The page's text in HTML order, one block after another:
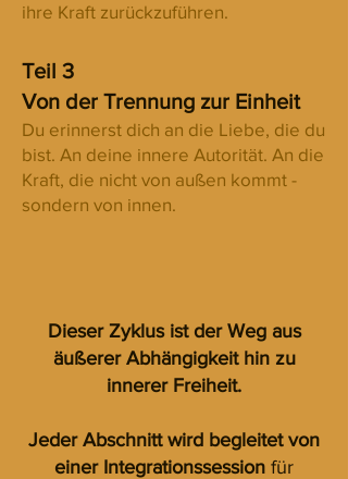
ihre Kraft zurückzuführen.
Teil 3
Von der Trennung zur Einheit
Du erinnerst dich an die Liebe, die du
bist. An deine innere Autorität. An die
Kraft, die nicht von außen kommt -
sondern von innen.
Dieser Zyklus ist der Weg aus
äußerer Abhängigkeit hin zu
innerer Freiheit.
Jeder Abschnitt wird begleitet von
einer Integrationssession für